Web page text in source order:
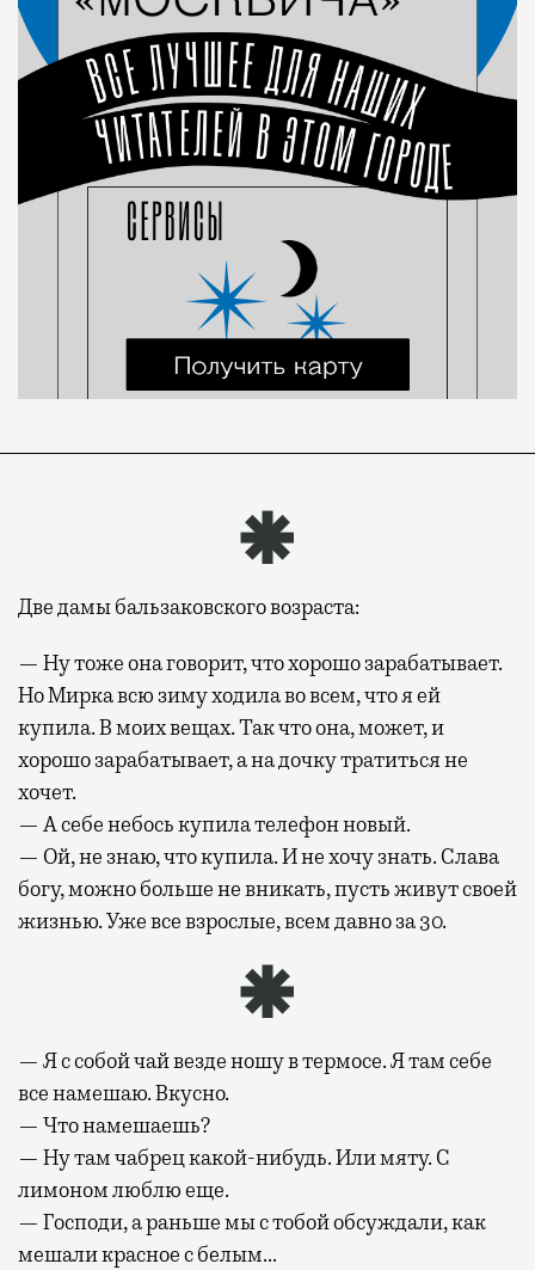
Две дамы бальзаковского возраста:
— Ну тоже она говорит, что хорошо зарабатывает.
Но Мирка всю зиму ходила во всем, что я ей
купила. В моих вещах. Так что она, может, и
хорошо зарабатывает, а на дочку тратиться не
хочет.
— А себе небось купила телефон новый.
— Ой, не знаю, что купила. И не хочу знать. Слава
богу, можно больше не вникать, пусть живут своей
жизнью. Уже все взрослые, всем давно за 30.
— Я с собой чай везде ношу в термосе. Я там себе
все намешаю. Вкусно.
— Что намешаешь?
— Ну там чабрец какой-нибудь. Или мяту. С
лимоном люблю еще.
— Господи, а раньше мы с тобой обсуждали, как
мешали красное с белым…